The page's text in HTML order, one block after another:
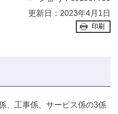
更新日：2023年4月1日
印刷
、工事係、サービス係の3係